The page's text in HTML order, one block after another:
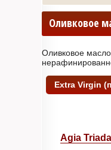
Оливковое
Оливковое
Extra Virgin
Agia Triada